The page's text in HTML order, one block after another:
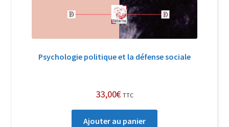
Psychologie politique et la défense sociale
33,00€ TTC
Ajouter au panier